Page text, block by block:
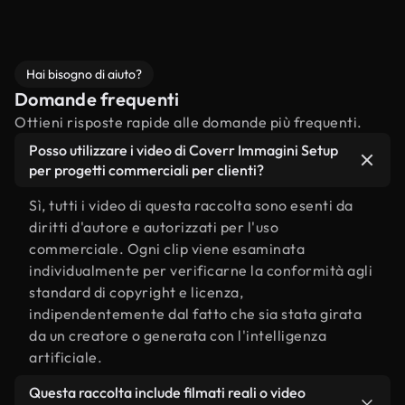
Hai bisogno di aiuto?
Domande frequenti
Ottieni risposte rapide alle domande più frequenti.
Posso utilizzare i video di Coverr Immagini Setup
per progetti commerciali per clienti?
Sì, tutti i video di questa raccolta sono esenti da
diritti d'autore e autorizzati per l'uso
commerciale. Ogni clip viene esaminata
individualmente per verificarne la conformità agli
standard di copyright e licenza,
indipendentemente dal fatto che sia stata girata
da un creatore o generata con l'intelligenza
artificiale.
Questa raccolta include filmati reali o video